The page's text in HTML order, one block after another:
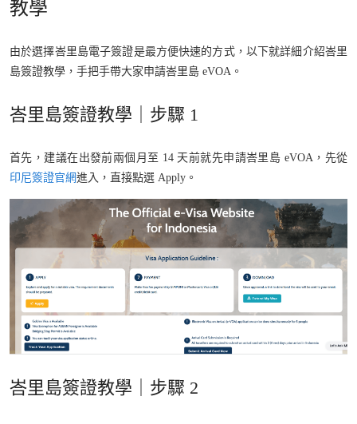
教學
由於選擇峇里島電子簽證是最方便快速的方式，以下就詳細介紹峇里
島簽證教學，手把手帶大家申請峇里島 eVOA。
峇里島簽證教學｜步驟 1
首先，建議在出發前兩個月至 14 天前就先申請峇里島 eVOA，先從
印尼簽證官網進入，直接點選 Apply。
峇里島簽證教學｜步驟 2